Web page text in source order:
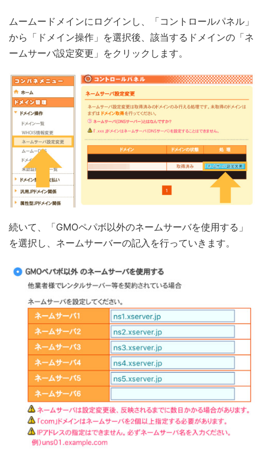
ムームードメインにログインし、「コントロールパネル」
から「ドメイン操作」を選択後、該当するドメインの「ネ
ームサーバ設定変更」をクリックします。
続いて、「GMOペパボ以外のネームサーバを使用する」
を選択し、ネームサーバーの記入を行っていきます。